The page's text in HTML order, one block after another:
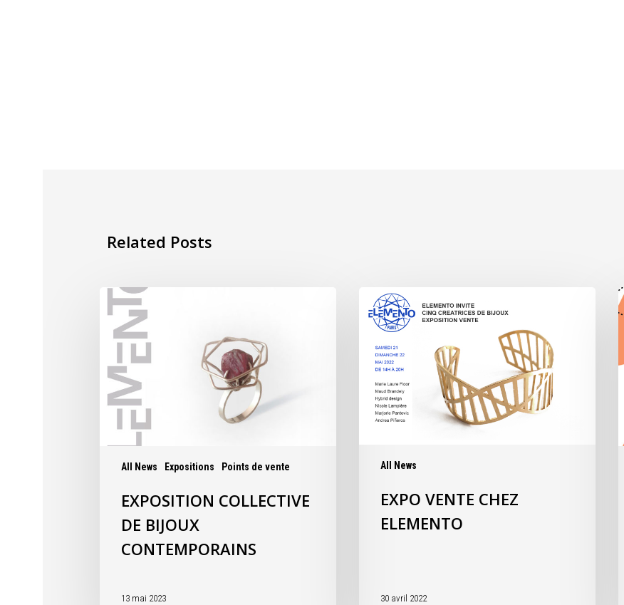
Related Posts
All News Expositions Points de vente
EXPOSITION COLLECTIVE
DE BIJOUX
CONTEMPORAINS
13 mai 2023
All News
EXPO VENTE CHEZ
ELEMENTO
30 avril 2022